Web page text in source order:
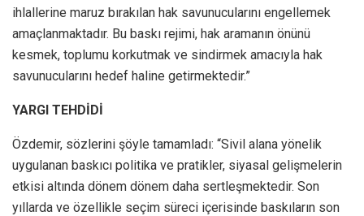
ihlallerine maruz bırakılan hak savunucularını engellemek
amaçlanmaktadır. Bu baskı rejimi, hak aramanın önünü
kesmek, toplumu korkutmak ve sindirmek amacıyla hak
savunucularını hedef haline getirmektedir.”
YARGI TEHDİDİ
Özdemir, sözlerini şöyle tamamladı: “Sivil alana yönelik
uygulanan baskıcı politika ve pratikler, siyasal gelişmelerin
etkisi altında dönem dönem daha sertleşmektedir. Son
yıllarda ve özellikle seçim süreci içerisinde baskıların son